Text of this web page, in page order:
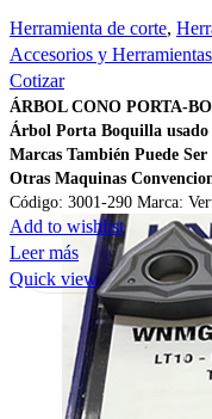
Herramienta de corte,
Accesorios y Herramientas
Cotizar
ÁRBOL CONO PORTA-
Árbol Porta Boquilla usado
Marcas También Puede
Otras Maquinas
Código: 3001-290 Marca:
Add to wishlist
Leer más
Quick view